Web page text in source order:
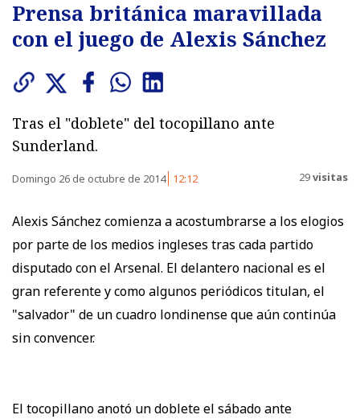
Prensa británica maravillada
con el juego de Alexis Sánchez
Tras el "doblete" del tocopillano ante
Sunderland.
Domingo 26 de octubre de 2014 12:12 29visitas
Alexis Sánchez comienza a acostumbrarse a los elogios
por parte de los medios ingleses tras cada partido
disputado con el Arsenal. El delantero nacional es el
gran referente y como algunos periódicos titulan, el
"salvador" de un cuadro londinense que aún continúa
sin convencer.
El tocopillano anotó un doblete el sábado ante